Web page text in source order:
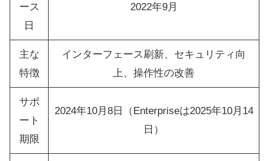
ース
日
2022年9月
主な
特徴
インターフェース刷新、セキュリティ向
上、操作性の改善
サポ
ート
期限
2024年10月8日（Enterpriseは2025年10月14
日）